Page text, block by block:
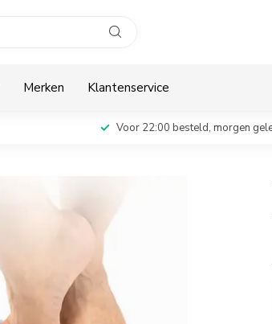
Merken Klantenservice
Voor 22:00 besteld, morgen